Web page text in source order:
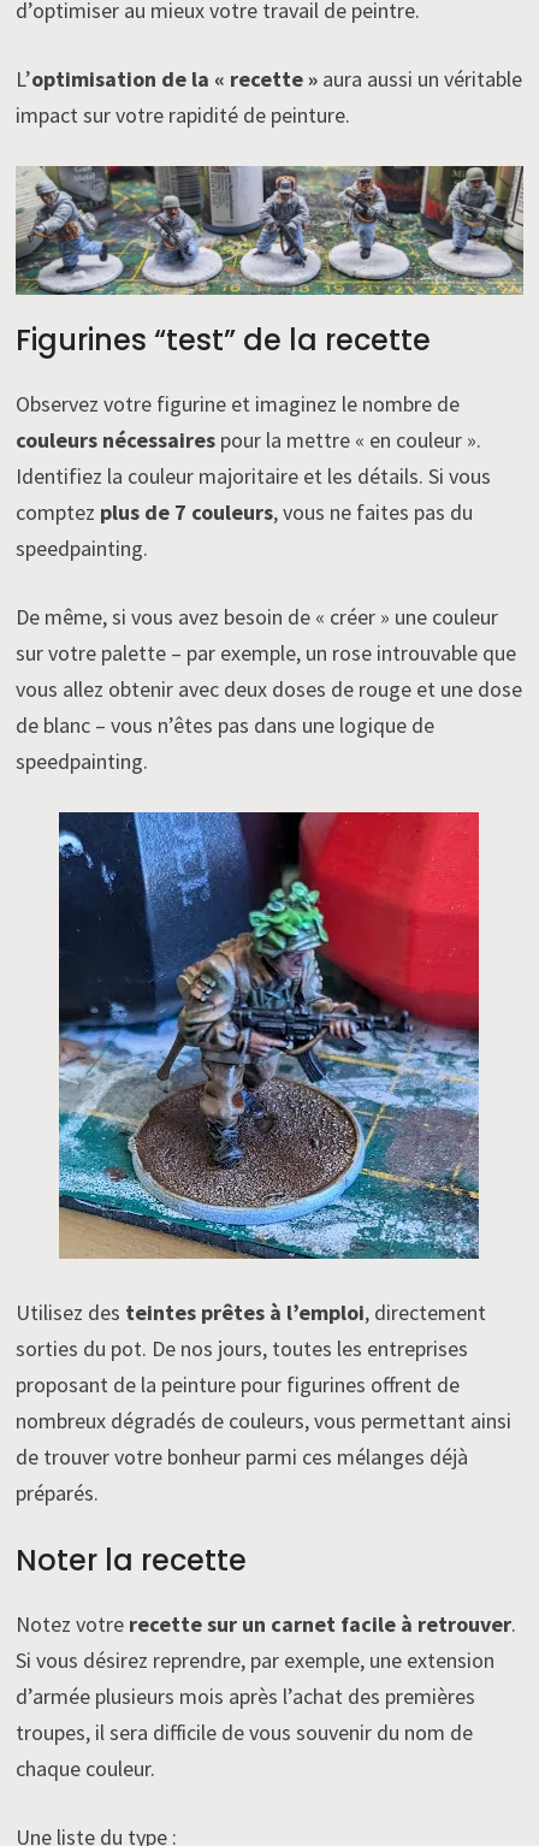
d’optimiser au mieux votre travail de peintre.
L’optimisation de la « recette » aura aussi un véritable
impact sur votre rapidité de peinture.
Figurines “test” de la recette
Observez votre figurine et imaginez le nombre de
couleurs nécessaires pour la mettre « en couleur ».
Identifiez la couleur majoritaire et les détails. Si vous
comptez plus de 7 couleurs, vous ne faites pas du
speedpainting.
De même, si vous avez besoin de « créer » une couleur
sur votre palette – par exemple, un rose introuvable que
vous allez obtenir avec deux doses de rouge et une dose
de blanc – vous n’êtes pas dans une logique de
speedpainting.
Utilisez des teintes prêtes à l’emploi, directement
sorties du pot. De nos jours, toutes les entreprises
proposant de la peinture pour figurines offrent de
nombreux dégradés de couleurs, vous permettant ainsi
de trouver votre bonheur parmi ces mélanges déjà
préparés.
Noter la recette
Notez votre recette sur un carnet facile à retrouver.
Si vous désirez reprendre, par exemple, une extension
d’armée plusieurs mois après l’achat des premières
troupes, il sera difficile de vous souvenir du nom de
chaque couleur.
Une liste du type :